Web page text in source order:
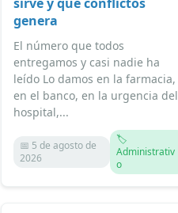
genera
El número que todos
entregamos y casi nadie ha
leído Lo damos en la farmacia,
en el banco, en la urgencia del
hospital,...
📅 5 de agosto de
2026
🏷️
Administrativ
o